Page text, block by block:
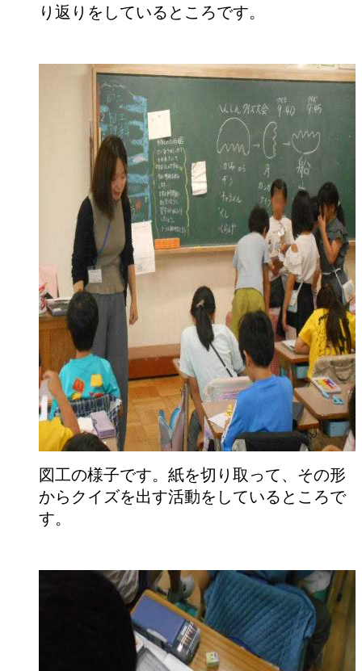
り返りをしているところです。
図工の様子です。紙を切り取って、その形
からクイズを出す活動をしているところで
す。